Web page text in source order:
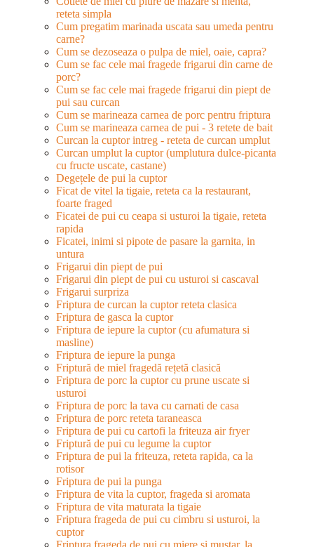
reteta simpla
Cum pregatim marinada uscata sau umeda pentru
carne?
Cum se dezoseaza o pulpa de miel, oaie, capra?
Cum se fac cele mai fragede frigarui din carne de
porc?
Cum se fac cele mai fragede frigarui din piept de
pui sau curcan
Cum se marineaza carnea de porc pentru friptura
Cum se marineaza carnea de pui - 3 retete de bait
Curcan la cuptor intreg - reteta de curcan umplut
Curcan umplut la cuptor (umplutura dulce-picanta
cu fructe uscate, castane)
Degețele de pui la cuptor
Ficat de vitel la tigaie, reteta ca la restaurant,
foarte fraged
Ficatei de pui cu ceapa si usturoi la tigaie, reteta
rapida
Ficatei, inimi si pipote de pasare la garnita, in
untura
Frigarui din piept de pui
Frigarui din piept de pui cu usturoi si cascaval
Frigarui surpriza
Friptura de curcan la cuptor reteta clasica
Friptura de gasca la cuptor
Friptura de iepure la cuptor (cu afumatura si
masline)
Friptura de iepure la punga
Friptură de miel fragedă rețetă clasică
Friptura de porc la cuptor cu prune uscate si
usturoi
Friptura de porc la tava cu carnati de casa
Friptura de porc reteta taraneasca
Friptura de pui cu cartofi la friteuza air fryer
Friptură de pui cu legume la cuptor
Friptura de pui la friteuza, reteta rapida, ca la
rotisor
Friptura de pui la punga
Friptura de vita la cuptor, frageda si aromata
Friptura de vita maturata la tigaie
Friptura frageda de pui cu cimbru si usturoi, la
cuptor